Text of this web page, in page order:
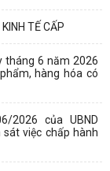
TẾ CẤP
tháng 6 năm 2026
hàng hóa có
2026 của UBND
việc chấp hành